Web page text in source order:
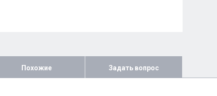
Похожие Задать вопрос